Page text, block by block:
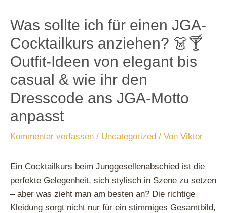
Was sollte ich für einen JGA-
Cocktailkurs anziehen? 👗🍸
Outfit-Ideen von elegant bis
casual & wie ihr den
Dresscode ans JGA-Motto
anpasst
Kommentar verfassen / Uncategorized / Von Viktor
Ein Cocktailkurs beim Junggesellenabschied ist die
perfekte Gelegenheit, sich stylisch in Szene zu setzen
– aber was zieht man am besten an? Die richtige
Kleidung sorgt nicht nur für ein stimmiges Gesamtbild,